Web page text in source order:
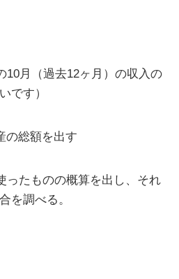
10月（過去12ヶ月）の収入の
です）
の総額を出す
ったものの概算を出し、それ
を調べる。